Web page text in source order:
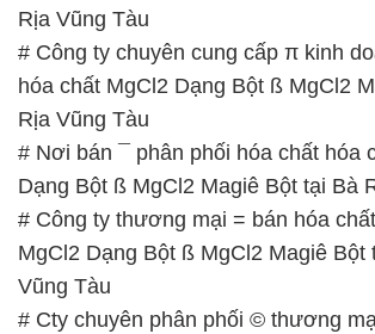
Rịa Vũng Tàu
# Công ty chuyên cung cấp π kinh
hóa chất MgCl2 Dạng Bột ß MgCl2
Rịa Vũng Tàu
# Nơi bán ¯ phân phối hóa chất hóa
Dạng Bột ß MgCl2 Magiê Bột tại Bà
# Công ty thương mại = bán hóa
MgCl2 Dạng Bột ß MgCl2 Magiê Bột
Vũng Tàu
# Cty chuyên phân phối © thương